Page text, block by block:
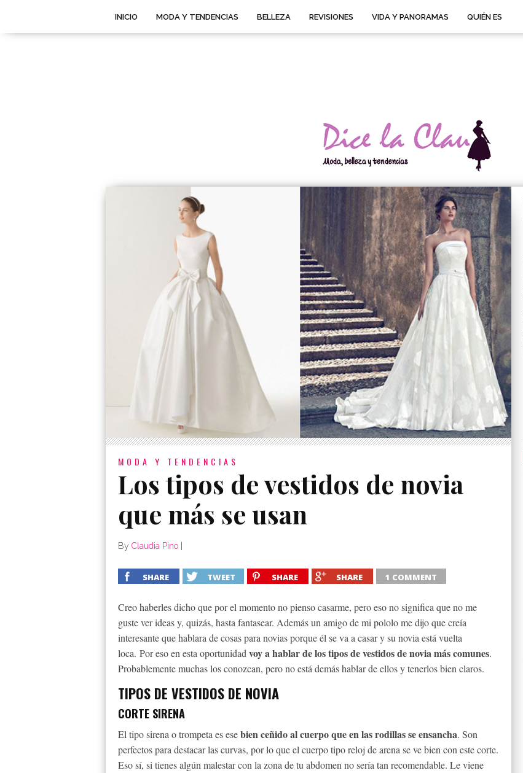
INICIO MODA Y TENDENCIAS BELLEZA REVISIONES VIDA Y PANORAMAS QUIÉN ES
MODA Y TENDENCIAS
Los tipos de vestidos de novia
que más se usan
By Claudia Pino
SHARE TWEET SHARE SHARE 1 COMMENT
Creo haberles dicho que por el momento no pienso casarme, pero eso no significa que no me
guste ver ideas y, quizás, hasta fantasear. Además un amigo de mi pololo me dijo que creía
interesante que hablara de cosas para novias porque él se va a casar y su novia está vuelta
loca. Por eso en esta oportunidad voy a hablar de los tipos de vestidos de novia más comunes.
Probablemente muchas los conozcan, pero no está demás hablar de ellos y tenerlos bien claros.
TIPOS DE VESTIDOS DE NOVIA
CORTE SIRENA
El tipo sirena o trompeta es esebien ceñido al cuerpo que en las rodillas se ensancha. Son
perfectos para destacar las curvas, por lo que el cuerpo tipo reloj de arena se ve bien con este corte.
Eso sí, si tienes algún malestar con la zona de tu abdomen no sería tan recomendable. Le viene